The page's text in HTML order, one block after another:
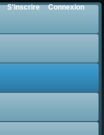
S'inscrire Connexion